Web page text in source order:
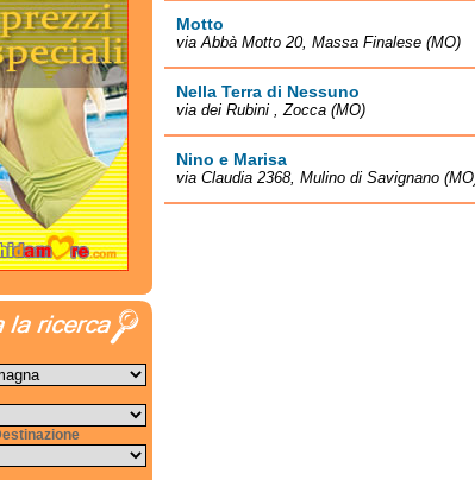
Motto
via Abbà Motto 20, Massa Finalese (MO)
Nella Terra di Nessuno
via dei Rubini , Zocca (MO)
Nino e Marisa
via Claudia 2368, Mulino di Savignano